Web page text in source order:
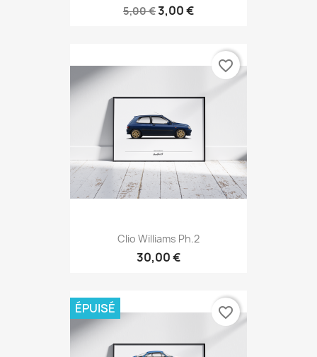
5,00 €3,00 €
Clio Williams Ph.2
30,00 €
favorite_border
ÉPUISÉ favorite_border